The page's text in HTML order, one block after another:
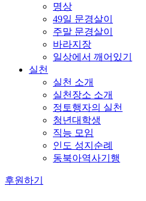
명상
49일 문경살이
주말 문경살이
바라지장
일상에서 깨어있기
실천
실천 소개
실천장소 소개
정토행자의 실천
청년대학생
직능 모임
인도 성지순례
동북아역사기행
후원하기